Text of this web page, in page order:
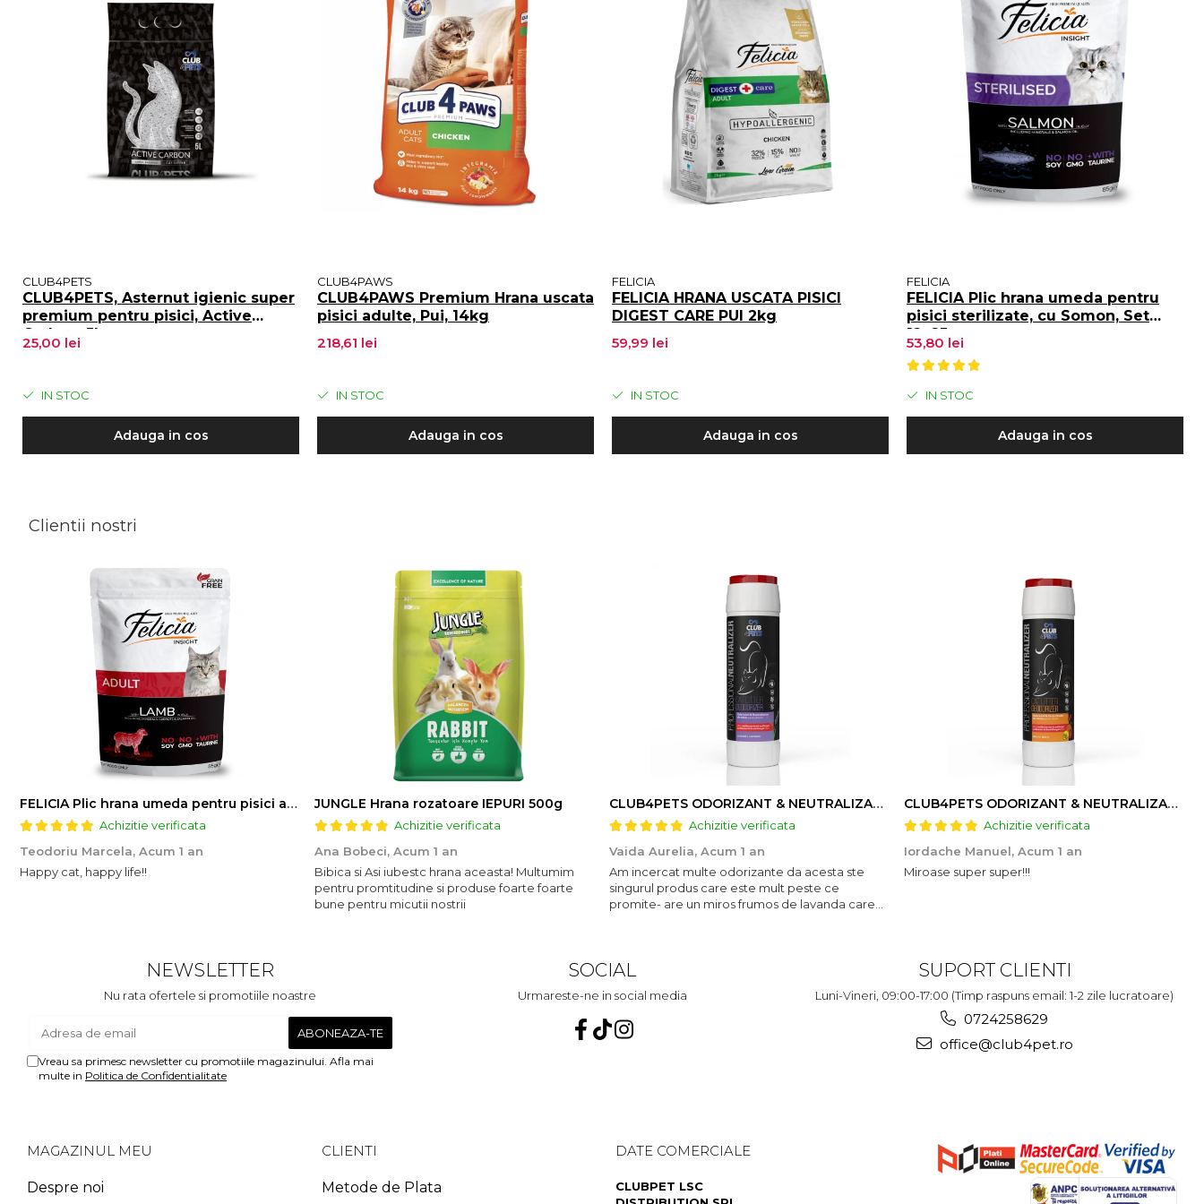
CLUB4PETS
CLUB4PETS, Asternut igienic super
premium pentru pisici, Active
Carbon, 5L
25,00 lei
IN STOC
Adauga in cos
CLUB4PAWS
CLUB4PAWS Premium Hrana uscata
pisici adulte, Pui, 14kg
218,61 lei
IN STOC
Adauga in cos
FELICIA
FELICIA HRANA USCATA PISICI
DIGEST CARE PUI 2kg
59,99 lei
IN STOC
Adauga in cos
FELICIA
FELICIA Plic hrana umeda pentru
pisici sterilizate, cu Somon, Set
12x85g
53,80 lei
IN STOC
Adauga in cos
Clientii nostri
FELICIA Plic hrana umeda pentru pisici adulte, cu Miel, Set 12x85g
Achizitie verificata
Teodoriu Marcela, Acum 1 an
Happy cat, happy life!!
JUNGLE Hrana rozatoare IEPURI 500g
Achizitie verificata
Ana Bobeci, Acum 1 an
Bibica si Asi iubestc hrana aceasta! Multumim
pentru promtitudine si produse foarte foarte
bune pentru micutii nostrii
CLUB4PETS ODORIZANT & NEUTRALIZATOR DE MIROS PENTRU LITIERĂ, CU AROMĂ DE LAVANDĂ, 500g
Achizitie verificata
Vaida Aurelia, Acum 1 an
Am incercat multe odorizante da acesta ste
singurul produs care este mult peste ce
promite- are un miros frumos de lavanda care
CLUB4PETS ODORIZANT & NEUTRALIZATOR DE MIROS PENTRU LITIERĂ, CU AROMĂ DE FRUCTE, 500g
Achizitie verificata
Iordache Manuel, Acum 1 an
Miroase super super!!!
NEWSLETTER
Nu rata ofertele si promotiile noastre
Vreau sa primesc newsletter cu promotiile magazinului. Afla mai
multe in Politica de Confidentialitate
SOCIAL
Urmareste-ne in social media
SUPORT CLIENTI
Luni-Vineri, 09:00-17:00 (Timp raspuns email: 1-2 zile lucratoare)
0724258629
office@club4pet.ro
MAGAZINUL MEU
Despre noi
CLIENTI
Metode de Plata
DATE COMERCIALE
CLUBPET LSC